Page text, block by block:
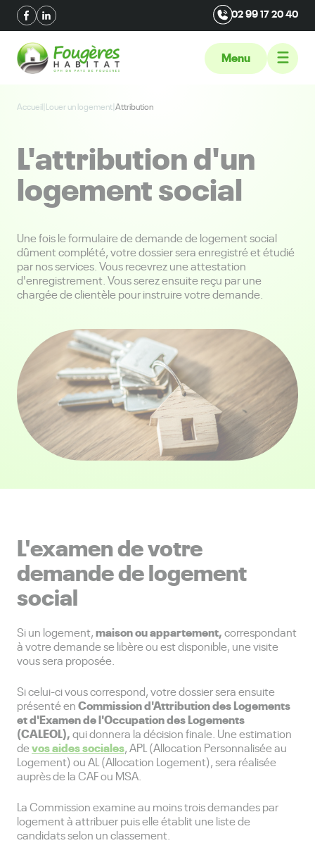
02 99 17 20 40
Menu
Accueil|Louer un logement|Attribution
L'attribution d'un
logement social
Une fois le formulaire de demande de logement social
dûment complété, votre dossier sera enregistré et étudié
par nos services. Vous recevrez une attestation
d'enregistrement. Vous serez ensuite reçu par une
chargée de clientèle pour instruire votre demande.
L'examen de votre
demande de logement
social
Si un logement,maison ou appartement,correspondant
à votre demande se libère ou est disponible, une visite
vous sera proposée.
Si celui-ci vous correspond, votre dossier sera ensuite
présenté enCommission d'Attribution des Logements
et d'Examen de l'Occupation des Logements
(CALEOL),qui donnera la décision finale. Une estimation
devos aides sociales, APL (Allocation Personnalisée au
Logement) ou AL (Allocation Logement), sera réalisée
auprès de la CAF ou MSA.
La Commission examine au moins trois demandes par
logement à attribuer puis elle établit une liste de
candidats selon un classement.